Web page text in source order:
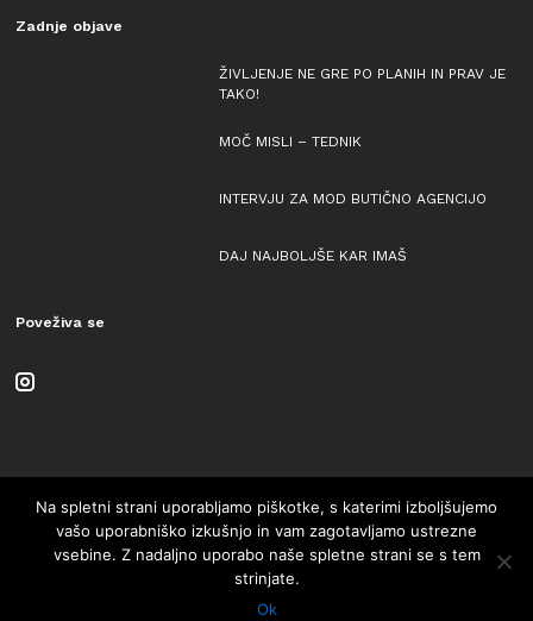
Zadnje objave
ŽIVLJENJE NE GRE PO PLANIH IN PRAV JE
TAKO!
MOČ MISLI – TEDNIK
INTERVJU ZA MOD BUTIČNO AGENCIJO
DAJ NAJBOLJŠE KAR IMAŠ
Poveživa se
© Copyright 2018 All Rights Reserved.
Na spletni strani uporabljamo piškotke, s katerimi izboljšujemo
vašo uporabniško izkušnjo in vam zagotavljamo ustrezne
vsebine. Z nadaljno uporabo naše spletne strani se s tem
strinjate.
Ok